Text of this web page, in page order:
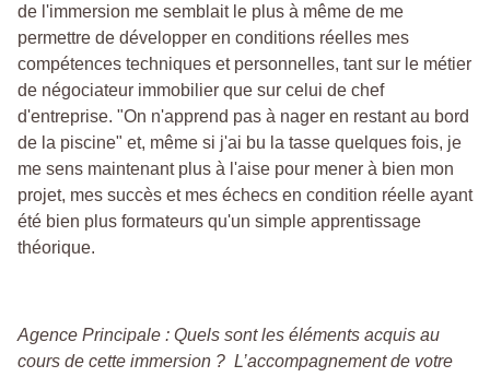
de l'immersion me semblait le plus à même de me
permettre de développer en conditions réelles mes
compétences techniques et personnelles, tant sur le métier
de négociateur immobilier que sur celui de chef
d'entreprise. "On n'apprend pas à nager en restant au bord
de la piscine" et, même si j'ai bu la tasse quelques fois, je
me sens maintenant plus à l'aise pour mener à bien mon
projet, mes succès et mes échecs en condition réelle ayant
été bien plus formateurs qu'un simple apprentissage
théorique.
Agence Principale : Quels sont les éléments acquis au
cours de cette immersion ? L’accompagnement de votre